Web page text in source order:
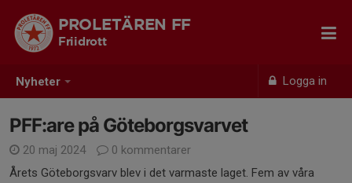
Nyheter Logga in
PROLETÄREN FF
Friidrott
PFF:are på Göteborgsvarvet
20 maj 2024
0 kommentarer
Årets Göteborgsvarv blev i det varmaste laget. Fem av våra